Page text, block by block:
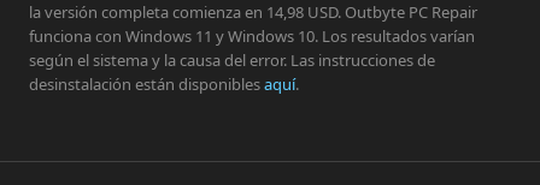
la versión completa comienza en 14,98 USD. Outbyte PC Repair
funciona con Windows 11 y Windows 10. Los resultados varían
según el sistema y la causa del error. Las instrucciones de
desinstalación están disponiblesaquí.